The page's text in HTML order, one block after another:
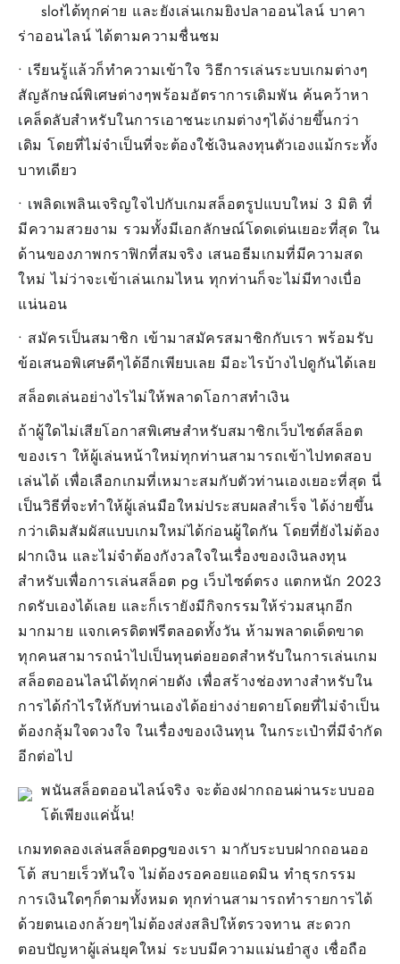
slotได้ทุกค่าย และยังเล่นเกมยิงปลาออนไลน์ บาคา
ร่าออนไลน์ ได้ตามความชื่นชม
• เรียนรู้แล้วก็ทำความเข้าใจ วิธีการเล่นระบบเกมต่างๆ
สัญลักษณ์พิเศษต่างๆพร้อมอัตราการเดิมพัน ค้นคว้าหา
เคล็ดลับสำหรับในการเอาชนะเกมต่างๆได้ง่ายขึ้นกว่า
เดิม โดยที่ไม่จำเป็นที่จะต้องใช้เงินลงทุนตัวเองแม้กระทั้ง
บาทเดียว
• เพลิดเพลินเจริญใจไปกับเกมสล็อตรูปแบบใหม่ 3 มิติ ที่
มีความสวยงาม รวมทั้งมีเอกลักษณ์โดดเด่นเยอะที่สุด ใน
ด้านของภาพกราฟิกที่สมจริง เสนอธีมเกมที่มีความสด
ใหม่ ไม่ว่าจะเข้าเล่นเกมไหน ทุกท่านก็จะไม่มีทางเบื่อ
แน่นอน
• สมัครเป็นสมาชิก เข้ามาสมัครสมาชิกกับเรา พร้อมรับ
ข้อเสนอพิเศษดีๆได้อีกเพียบเลย มีอะไรบ้างไปดูกันได้เลย
สล็อตเล่นอย่างไรไม่ให้พลาดโอกาสทำเงิน
ถ้าผู้ใดไม่เสียโอกาสพิเศษสำหรับสมาชิกเว็บไซต์สล็อต
ของเรา ให้ผู้เล่นหน้าใหม่ทุกท่านสามารถเข้าไปทดสอบ
เล่นได้ เพื่อเลือกเกมที่เหมาะสมกับตัวท่านเองเยอะที่สุด นี่
เป็นวิธีที่จะทำให้ผู้เล่นมือใหม่ประสบผลสำเร็จ ได้ง่ายขึ้น
กว่าเดิมสัมผัสแบบเกมใหม่ได้ก่อนผู้ใดกัน โดยที่ยังไม่ต้อง
ฝากเงิน และไม่จำต้องกังวลใจในเรื่องของเงินลงทุน
สำหรับเพื่อการเล่นสล็อต pg เว็บไซต์ตรง แตกหนัก 2023
กดรับเองได้เลย และก็เรายังมีกิจกรรมให้ร่วมสนุกอีก
มากมาย แจกเครดิตฟรีตลอดทั้งวัน ห้ามพลาดเด็ดขาด
ทุกคนสามารถนำไปเป็นทุนต่อยอดสำหรับในการเล่นเกม
สล็อตออนไลน์ได้ทุกค่ายดัง เพื่อสร้างช่องทางสำหรับใน
การได้กำไรให้กับท่านเองได้อย่างง่ายดายโดยที่ไม่จำเป็น
ต้องกลุ้มใจดวงใจ ในเรื่องของเงินทุน ในกระเป๋าที่มีจำกัด
อีกต่อไป
พนันสล็อตออนไลน์จริง จะต้องฝากถอนผ่านระบบออ
โต้เพียงแค่นั้น!
เกมทดลองเล่นสล็อตpgของเรา มากับระบบฝากถอนออ
โต้ สบายเร็วทันใจ ไม่ต้องรอคอยแอดมิน ทำธุรกรรม
การเงินใดๆก็ตามทั้งหมด ทุกท่านสามารถทำรายการได้
ด้วยตนเองกล้วยๆไม่ต้องส่งสลิปให้ตรวจทาน สะดวก
ตอบปัญหาผู้เล่นยุคใหม่ ระบบมีความแม่นยำสูง เชื่อถือ